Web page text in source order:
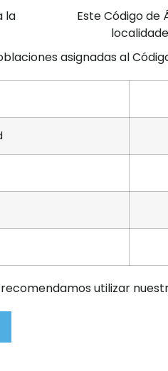
la
Este Código de
asignadas al
utilizar